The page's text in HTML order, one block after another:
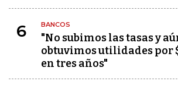
6 BANCOS
"No subimos las tasas y
obtuvimos utilidades por
en tres años"